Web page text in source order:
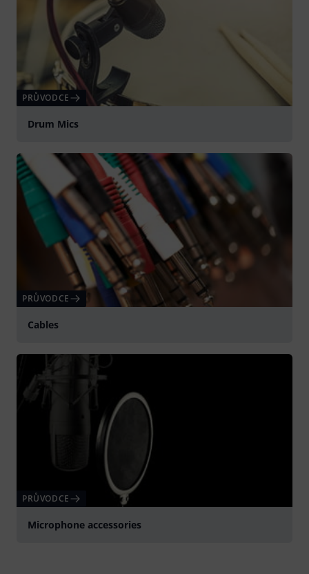
PRŮVODCE
Drum Mics
PRŮVODCE
Cables
PRŮVODCE
Microphone accessories